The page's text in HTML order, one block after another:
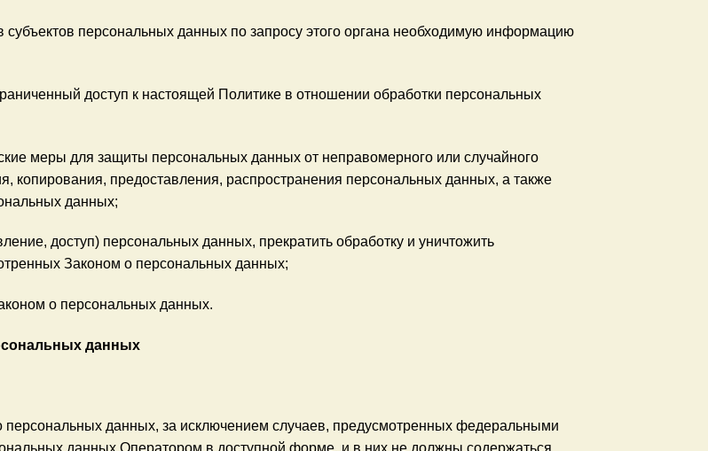
персональных данных по запросу этого органа необходимую информацию
доступ к настоящей Политике в отношении обработки персональных
меры для защиты персональных данных от неправомерного или случайного
копирования, предоставления, распространения персональных данных, а также
данных;
доступ) персональных данных, прекратить обработку и уничтожить
Законом о персональных данных;
о персональных данных.
данных
данных, за исключением случаев, предусмотренных федеральными